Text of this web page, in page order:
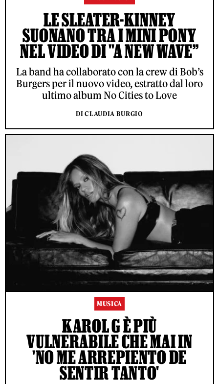
LE SLEATER-KINNEY
SUONANO TRA I MINI PONY
NEL VIDEO DI "A NEW WAVE”
La band ha collaborato con la crew di Bob’s
Burgers per il nuovo video, estratto dal loro
ultimo album No Cities to Love
DI CLAUDIA BURGIO
MUSICA
KAROL G È PIÙ
VULNERABILE CHE MAI IN
'NO ME ARREPIENTO DE
SENTIR TANTO'